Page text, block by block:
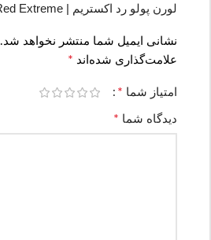
لورن پولو رد اکستریم | Ralph Lauren Polo Red Extreme”
نشانی ایمیل شما منتشر نخواهد شد.
علامت‌گذاری شده‌اند *
امتیاز شما *
دیدگاه شما *